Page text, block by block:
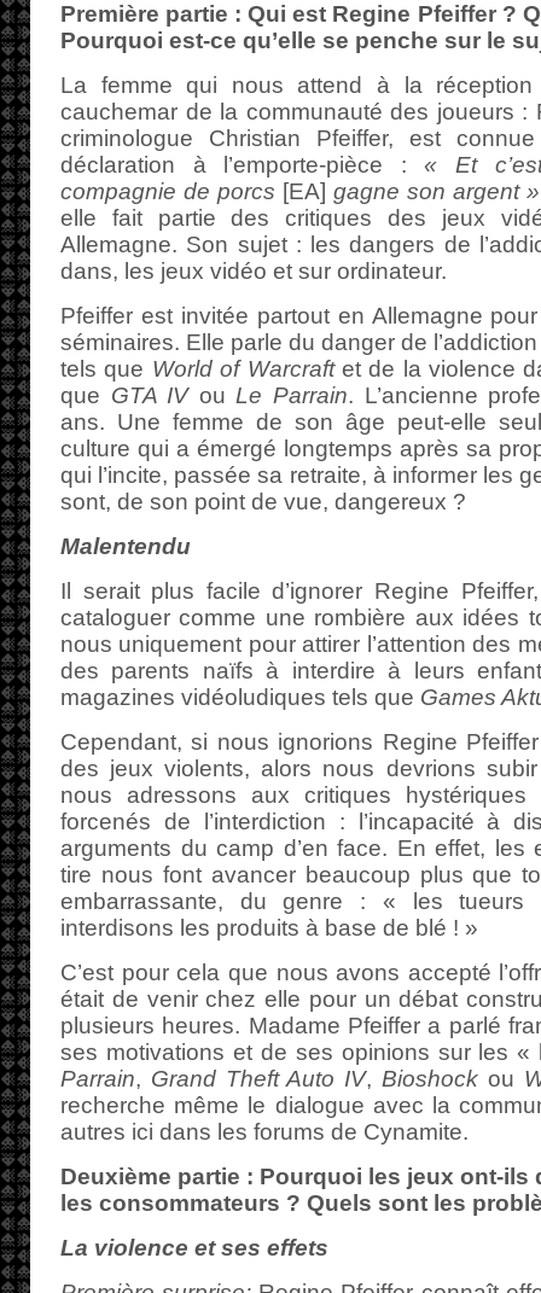
Première partie : Qui est Regine Pfeiffer ?
Pourquoi est-ce qu’elle se penche sur le
La femme qui nous attend à la
cauchemar de la communauté des joueurs :
criminologue Christian Pfeiffer, est
déclaration à l’emporte-pièce :« Et
compagnie de porcs [EA] gagne son argent »
elle fait partie des critiques des jeux
Allemagne. Son sujet : les dangers de
dans, les jeux vidéo et sur ordinateur.
Pfeiffer est invitée partout en Allemagne
séminaires. Elle parle du danger de
tels que World of Warcraftet de la violence
que GTA IVou Le Parrain. L’ancienne
ans. Une femme de son âge peut-elle
culture qui a émergé longtemps après sa
qui l’incite, passée sa retraite, à informer les
sont, de son point de vue, dangereux ?
Malentendu
Il serait plus facile d’ignorer Regine
cataloguer comme une rombière aux idées
nous uniquement pour attirer l’attention des
des parents naïfs à interdire à leurs
magazines vidéoludiques tels que Games
Cependant, si nous ignorions Regine
des jeux violents, alors nous devrions
nous adressons aux critiques
forcenés de l’interdiction : l’incapacité à
arguments du camp d’en face. En effet, les
tire nous font avancer beaucoup plus que
embarrassante, du genre : « les
interdisons les produits à base de blé ! »
C’est pour cela que nous avons accepté
était de venir chez elle pour un débat
plusieurs heures. Madame Pfeiffer a parlé
ses motivations et de ses opinions sur les
Parrain, Grand Theft Auto IV, Bioshock ou
recherche même le dialogue avec la
autres ici dans les forums de Cynamite.
Deuxième partie : Pourquoi les jeux ont-ils
les consommateurs ? Quels sont les
La violence et ses effets